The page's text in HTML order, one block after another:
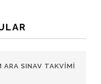
ARA SINAV TAKVIMI